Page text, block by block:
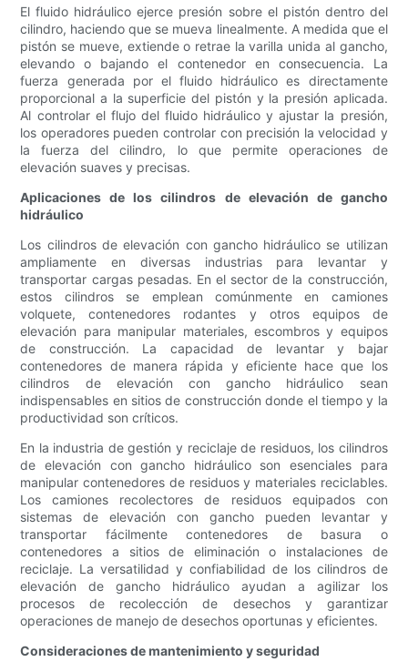
El fluido hidráulico ejerce presión sobre el pistón dentro del
cilindro, haciendo que se mueva linealmente. A medida que el
pistón se mueve, extiende o retrae la varilla unida al gancho,
elevando o bajando el contenedor en consecuencia. La
fuerza generada por el fluido hidráulico es directamente
proporcional a la superficie del pistón y la presión aplicada.
Al controlar el flujo del fluido hidráulico y ajustar la presión,
los operadores pueden controlar con precisión la velocidad y
la fuerza del cilindro, lo que permite operaciones de
elevación suaves y precisas.
Aplicaciones de los cilindros de elevación de gancho
hidráulico
Los cilindros de elevación con gancho hidráulico se utilizan
ampliamente en diversas industrias para levantar y
transportar cargas pesadas. En el sector de la construcción,
estos cilindros se emplean comúnmente en camiones
volquete, contenedores rodantes y otros equipos de
elevación para manipular materiales, escombros y equipos
de construcción. La capacidad de levantar y bajar
contenedores de manera rápida y eficiente hace que los
cilindros de elevación con gancho hidráulico sean
indispensables en sitios de construcción donde el tiempo y la
productividad son críticos.
En la industria de gestión y reciclaje de residuos, los cilindros
de elevación con gancho hidráulico son esenciales para
manipular contenedores de residuos y materiales reciclables.
Los camiones recolectores de residuos equipados con
sistemas de elevación con gancho pueden levantar y
transportar fácilmente contenedores de basura o
contenedores a sitios de eliminación o instalaciones de
reciclaje. La versatilidad y confiabilidad de los cilindros de
elevación de gancho hidráulico ayudan a agilizar los
procesos de recolección de desechos y garantizar
operaciones de manejo de desechos oportunas y eficientes.
Consideraciones de mantenimiento y seguridad